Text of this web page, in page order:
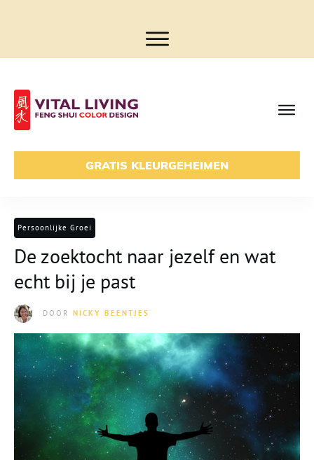
GRATIS KLEURGEHEIMEN
Persoonlijke Groei
De zoektocht naar jezelf en wat
echt bij je past
DOOR NICKY BEENTJES